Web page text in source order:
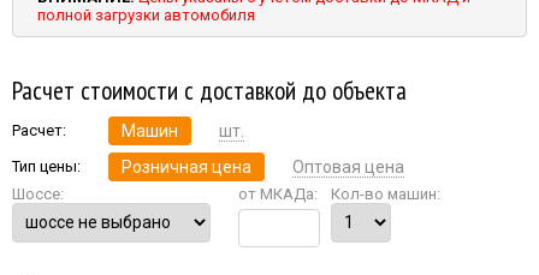
полной загрузки автомобиля
Расчет стоимости с доставкой до объекта
Расчет: Машин шт.
Тип цены: Розничная цена Оптовая цена
Шоссе: от МКАДа: Кол-во машин: